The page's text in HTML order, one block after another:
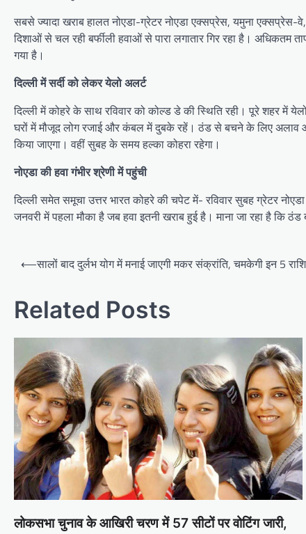
सबसे ज्यादा खराब हालत नोएडा-ग्रेटर नोएडा एक्सप्रेस, यमुना
दिशाओं से चल रही बर्फीली हवाओं से पारा लगातार गिर रहा है। अधिकतम
गया है।
दिल्ली में सर्दी को लेकर येलो अलर्ट
दिल्ली में कोहरे के साथ रविवार को कोल्ड डे की स्थिति रही। पूरे शहर
घरों में मौजूद लोग रजाई और कंबल में दुबके रहें। ठंड से बचने के लिए अलाव और
किया जाएगा। वहीं सुबह के समय हल्का कोहरा रहेगा।
नोएडा की हवा गंभीर श्रेणी में पहुंची
दिल्ली समेत समूचा उत्तर भारत कोहरे की चपेट में- रविवार सुबह ग्रेटर
जनवरी में पहला मौका है जब हवा इतनी खराब हुई है। माना जा रहा है
Post
⟵सालों बाद दुर्लभ योग में मनाई जाएगी मकर संक्रांति, चमकेगी इन 5
Related Posts
लोकसभा चुनाव के आखिरी चरण में 57 सीटों पर वोटिंग जारी,